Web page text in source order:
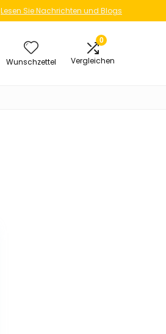
Lesen Sie Nachrichten und Blogs
Wunschzettel
0
Vergleichen